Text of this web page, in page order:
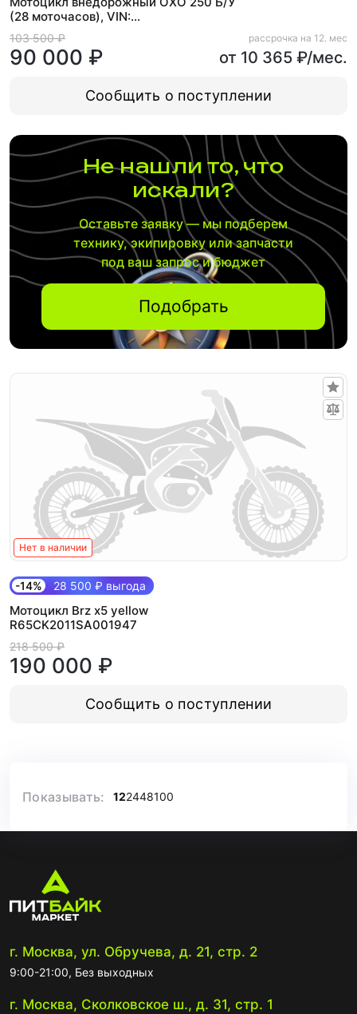
(28 моточасов), VIN:
L6XYCNLA5S3001917
103 500 ₽
90 000 ₽
рассрочка на 12. мес
от 10 365 ₽/мес.
Сообщить о поступлении
Не нашли то, что
искали?
Оставьте заявку — мы подберем
технику, экипировку или запчасти
под ваш запрос и бюджет
Подобрать
Нет в наличии
-14% 28 500 ₽ выгода
Мотоцикл Brz x5 yellow
R65CK2011SA001947
218 500 ₽
190 000 ₽
Сообщить о поступлении
Показывать: 122448100
г. Москва, ул. Обручева, д. 21, стр. 2
9:00-21:00, Без выходных
г. Москва, Сколковское ш., д. 31, стр. 1